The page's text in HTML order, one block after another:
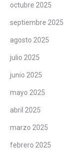
octubre 2025
septiembre 2025
agosto 2025
julio 2025
junio 2025
mayo 2025
abril 2025
marzo 2025
febrero 2025